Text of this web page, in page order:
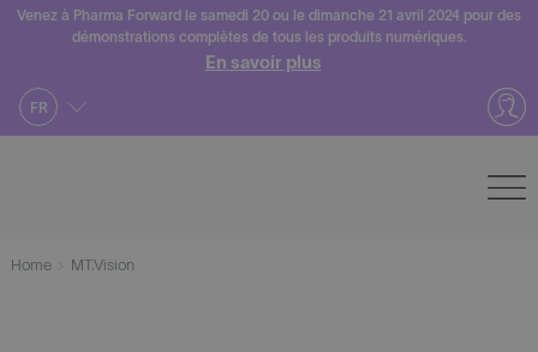
SkipVenez à Pharma Forward le samedi 20 ou le dimanche 21 avril 2024 pour des
démonstrations complètes de tous les produits numériques.
En savoir plus
FR
Home MT.Vision